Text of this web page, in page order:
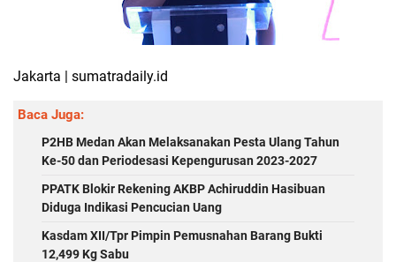
Jakarta | sumatradaily.id
Baca Juga:
P2HB Medan Akan Melaksanakan Pesta Ulang Tahun
Ke-50 dan Periodesasi Kepengurusan 2023-2027
PPATK Blokir Rekening AKBP Achiruddin Hasibuan
Diduga Indikasi Pencucian Uang
Kasdam XII/Tpr Pimpin Pemusnahan Barang Bukti
12,499 Kg Sabu